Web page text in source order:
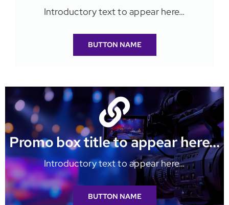
Introductory text to appear here…
BUTTON NAME
Promo box title to appear here…
Introductory text to appear here…
BUTTON NAME